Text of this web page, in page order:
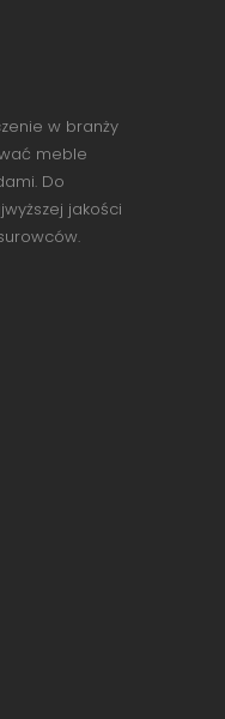
w branży
meble
Do
jakości